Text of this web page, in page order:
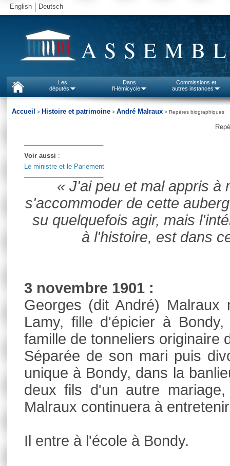
English Deutsch
Les
députés
Dans
l'Hémicycle
Commissions et
autres instances
Accueil > Histoire et patrimoine > André Malraux > Repères biographiques
Voir aussi :
Le ministre et le Parlement
« J'ai peu et mal appris à
s'accommoder de cette
su quelquefois agir, mais
à l'histoire, est dans
3 novembre 1901 :
Georges (dit André)
Lamy, fille d'épicier à
famille de tonneliers originaire
Séparée de son mari puis
unique à Bondy, dans la
deux fils d'un autre
Malraux continuera à
Il entre à l'école à Bondy.